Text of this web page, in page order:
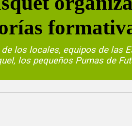
de los locales, equipos de las
los pequeños Pumas de